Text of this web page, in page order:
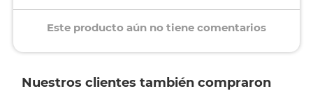
Este producto aún no tiene comentarios
Nuestros clientes también compraron